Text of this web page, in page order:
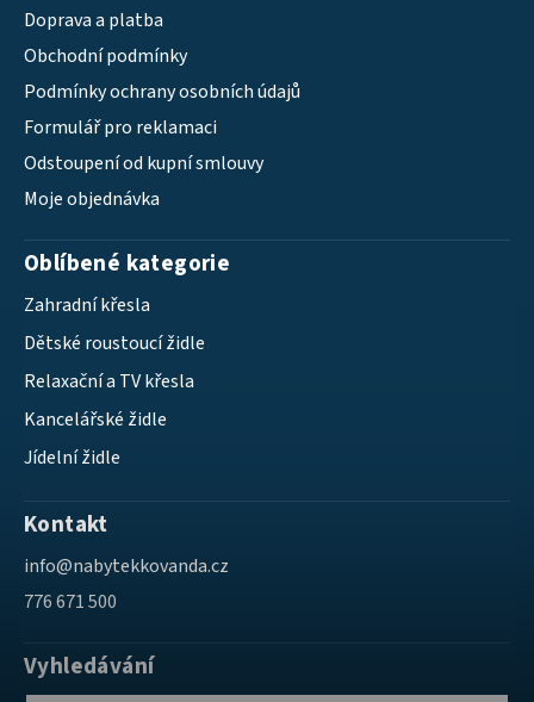
Doprava a platba
Obchodní podmínky
Podmínky ochrany osobních údajů
Formulář pro reklamaci
Odstoupení od kupní smlouvy
Moje objednávka
Oblíbené kategorie
Zahradní křesla
Dětské roustoucí židle
Relaxační a TV křesla
Kancelářské židle
Jídelní židle
Kontakt
info@nabytekkovanda.cz
776 671 500
Vyhledávání